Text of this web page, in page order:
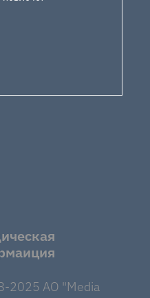
2025 AO "Media